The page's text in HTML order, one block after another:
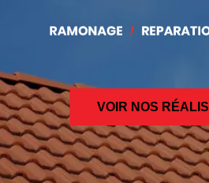
VOIR NOS